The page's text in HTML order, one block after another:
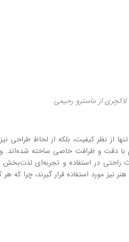
از ماسترو رحیمی
از نظر کیفیت، بلکه از لحاظ طراحی
در استفاده و تجربه‌ای
نیز مورد استفاده قرار گیرند، چرا که